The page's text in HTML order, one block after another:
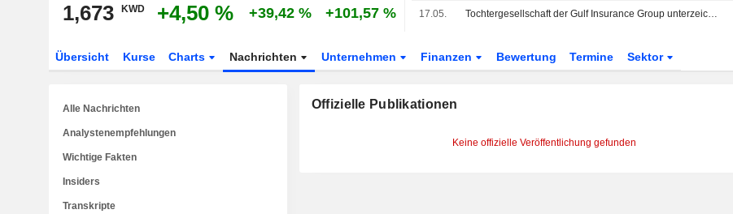
1,673 KWD +4,50 % +39,42 % +101,57 % 17.05. Tochtergesellschaft der Gulf Insurance Group unterzeichnet vorläufige Absichtserklärung mit Jordan French Insurance Co
Übersicht Kurse Charts Nachrichten Unternehmen Finanzen Bewertung Termine Sektor
Offizielle Publikationen
Keine offizielle Veröffentlichung gefunden
Alle Nachrichten
Analystenempfehlungen
Wichtige Fakten
Insiders
Transkripte